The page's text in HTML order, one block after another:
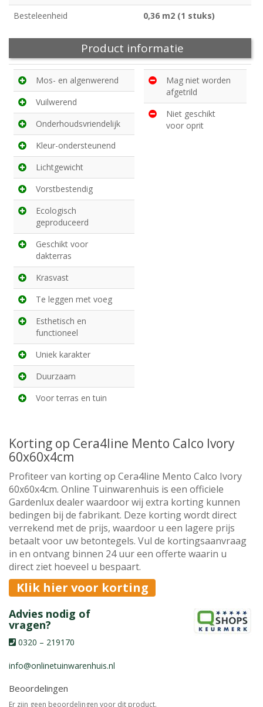
Besteleenheid
0,36 m2 (1 stuks)
Product informatie
Mos- en algenwerend
Vuilwerend
Onderhoudsvriendelijk
Kleur-ondersteunend
Lichtgewicht
Vorstbestendig
Ecologisch
geproduceerd
Geschikt voor
dakterras
Krasvast
Te leggen met voeg
Esthetisch en
functioneel
Uniek karakter
Duurzaam
Voor terras en tuin
Mag niet worden
afgetrild
Niet geschikt
voor oprit
Korting op Cera4line Mento Calco Ivory
60x60x4cm
Profiteer van korting op Cera4line Mento Calco Ivory
60x60x4cm. Online Tuinwarenhuis is een officiele
Gardenlux dealer waardoor wij extra korting kunnen
bedingen bij de fabrikant. Deze korting wordt direct
verrekend met de prijs, waardoor u een lagere prijs
betaalt voor uw betontegels. Vul de kortingsaanvraag
in en ontvang binnen 24 uur een offerte waarin u
direct ziet hoeveel u bespaart.
Klik hier voor korting
Advies nodig of
vragen?
0320 – 219170
info@onlinetuinwarenhuis.nl
Beoordelingen
Er zijn geen beoordelingen voor dit product.